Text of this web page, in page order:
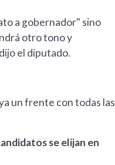
a gobernador" sino
otro tono y
el diputado.
un frente con todas las
se elijan en